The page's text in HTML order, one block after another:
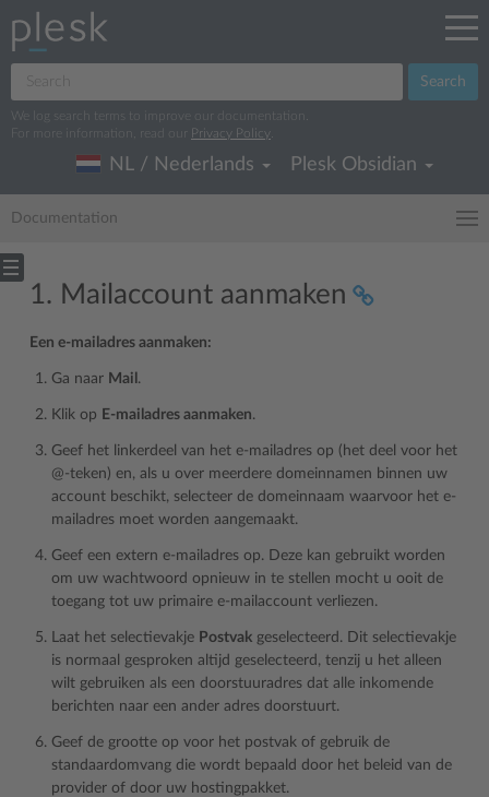
Search
We log search terms to improve our documentation.
For more information, read our
Privacy Policy
NL / Nederlands Plesk Obsidian
Documentation
1. Mailaccount aanmaken
Een e-mailadres aanmaken:
Ga naar Mail .
Klik op E-mailadres aanmaken.
Geef het linkerdeel van het e-mailadres op (het deel voor het
@-teken) en, als u over meerdere domeinnamen binnen uw
account beschikt, selecteer de domeinnaam waarvoor het e-
mailadres moet worden aangemaakt.
Geef een extern e-mailadres op. Deze kan gebruikt worden
om uw wachtwoord opnieuw in te stellen mocht u ooit de
toegang tot uw primaire e-mailaccount verliezen.
Laat het selectievakje Postvak geselecteerd. Dit selectievakje
is normaal gesproken altijd geselecteerd, tenzij u het alleen
wilt gebruiken als een doorstuuradres dat alle inkomende
berichten naar een ander adres doorstuurt.
Geef de grootte op voor het postvak of gebruik de
standaardomvang die wordt bepaald door het beleid van de
provider of door uw hostingpakket.